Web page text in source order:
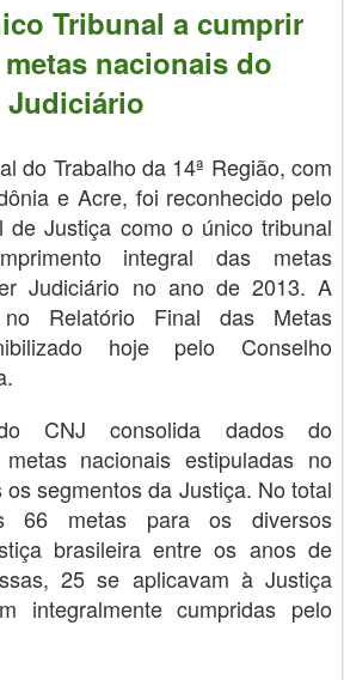
Tribunal a cumprir
nacionais do
Judiciário
do Trabalho da 14ª Região, com
e Acre, foi reconhecido pelo
de Justiça como o único tribunal
integral das metas
Judiciário no ano de 2013. A
Relatório Final das Metas
hoje pelo Conselho
CNJ consolida dados do
nacionais estipuladas no
segmentos da Justiça. No total
66 metas para os diversos
brasileira entre os anos de
25 se aplicavam à Justiça
integralmente cumpridas pelo